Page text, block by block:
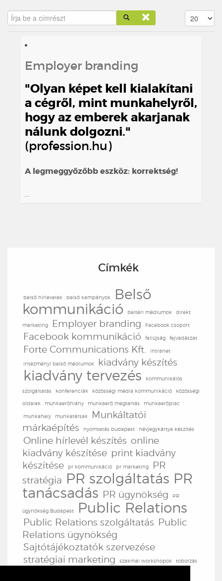
Írja be a címrészt Tételek #
Employer branding
"Olyan képet kell kialakítani
a cégről, mint munkahelyről,
hogy az emberek akarjanak
nálunk dolgozni."
(profession.hu)
A legmeggyőzőbb eszköz: korrektség!
Címkék
belső hírlevelek belső kampányok
Belső
kommunikáció
beltéri médiumok direkt
marketing Employer branding Facebook csoport
Facebook kommunikáció faliújság fejvadászat
Forte Communications Kft. intranet
intézményi belső médiumok kiadvány készítés
kiadvány tervezés kommunikáiós
szolgáltatás konferenciák közösségi média kommunikáció közösségi
oldalak munkaerőhiány munkaerő megtartás munkaerőpiac
munkahely munkatársak
Munkáltatói
márkaépítés
nyomtatás budapest névjegykártya készítés
Online hírlevél készítés online
kiadvány készítése print kiadvány
készítése
pr kommunikáció pr marketing
PR
stratégia PR szolgáltatás PR
tanácsadás PR ügynökség PR
ügynökség Budapest Public Relations
Public Relations szolgáltatás Public
Relations ügynökség
Sajtótájékoztatók szervezése
stratégiai marketing
szakmai workshopok toborzás